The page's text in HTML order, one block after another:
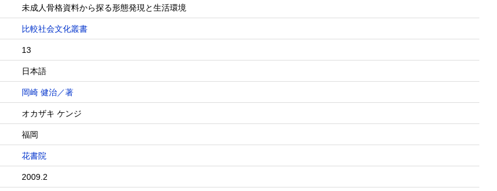
未成人骨格資料から探る形態発現と生活環境
比較社会文化叢書
13
日本語
岡崎 健治／著
オカザキ ケンジ
福岡
花書院
2009.2